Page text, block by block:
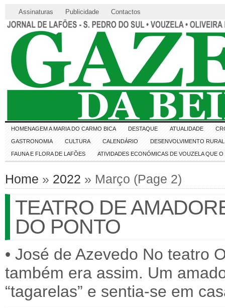
Assinaturas Publicidade Contactos
HOMENAGEM A MARIA DO CARMO BICA DESTAQUE ATUALIDADE
GASTRONOMIA CULTURA CALENDÁRIO DESENVOLVIMENTO RURAL
FAUNA E FLORA DE LAFÕES ATIVIDADES ECONÓMICAS DE VOUZELA QUE
Home » 2022 » Março (Page 2)
TEATRO DE
DO PONTO
• José de Azevedo No teatro
também era assim. Um
“tagarelas” e sentia-se em